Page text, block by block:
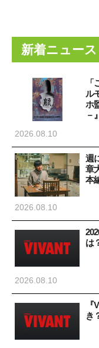
新着ニュース
ル
ホ
－
2026.08.10
週
章
本
2026.08.10
は
2026.08.10
き